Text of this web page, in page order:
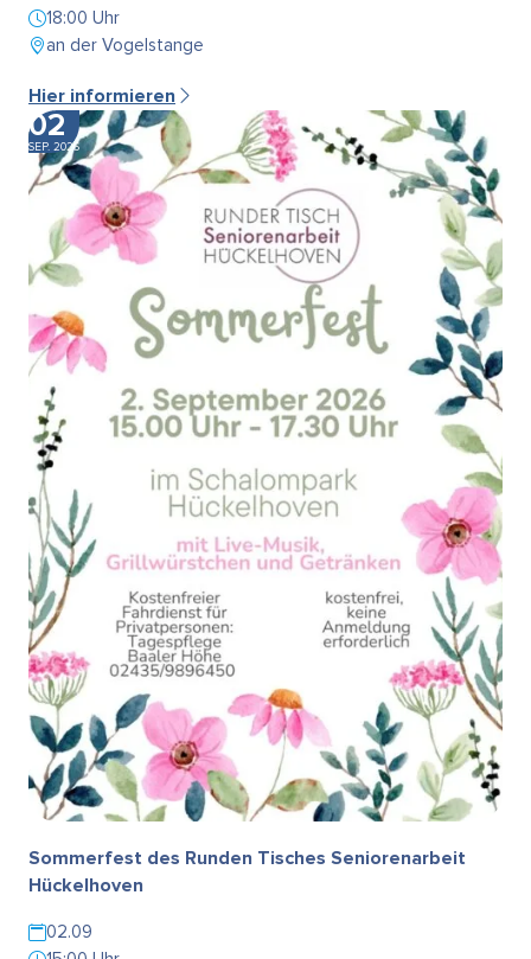
18:00 Uhr
an der Vogelstange
Hier informieren
02
SEP. 2026
Sommerfest des Runden Tisches Seniorenarbeit
Hückelhoven
02.09